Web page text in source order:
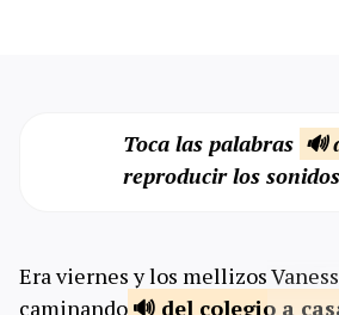
Toca las palabras 🔊
reproducir los
Era viernes y los mellizos
caminando
del colegio a